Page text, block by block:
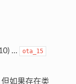
… ota_15
如果存在类